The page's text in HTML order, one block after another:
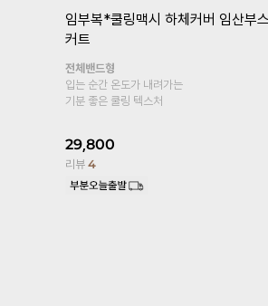
[기획특가 1+1]임부복*푸딩스판 10
부 임산부레깅스
복대형
봄, 여름 착용하기 좋은 레이온 소재의
10부 레깅스~S,M,L사이즈
19,800
리뷰 13,329